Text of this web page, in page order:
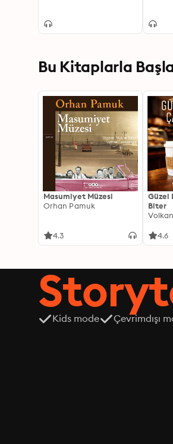
Bu Kitaplarla
Masumiyet Müzesi
Orhan Pamuk
4.3
Güzel
Biter
4.6
Kids mode Çevrimdışı